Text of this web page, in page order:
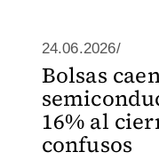
24.06.2026/
Bolsas
16% al
confusos